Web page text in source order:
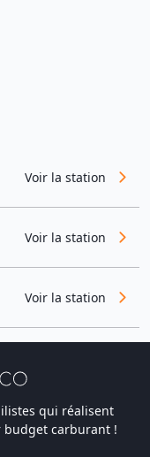
Voir la station
Voir la station
Voir la station
qui réalisent
budget carburant !